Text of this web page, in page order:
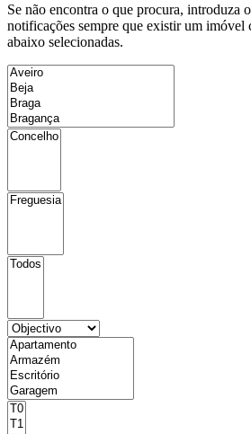
Se não encontra o que procura, introduza
notificações sempre que existir um imóvel
abaixo selecionadas.